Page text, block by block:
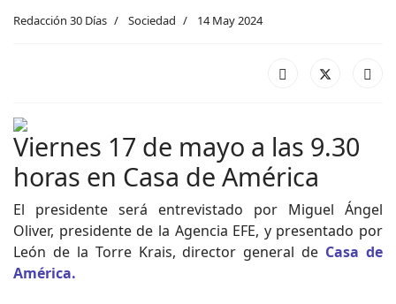
Redacción 30 Días Sociedad 14 May 2024
Viernes 17 de mayo a las 9.30
horas en Casa de América
El presidente será entrevistado por Miguel Ángel
Oliver, presidente de la Agencia EFE, y presentado por
León de la Torre Krais, director general de Casa de
América.